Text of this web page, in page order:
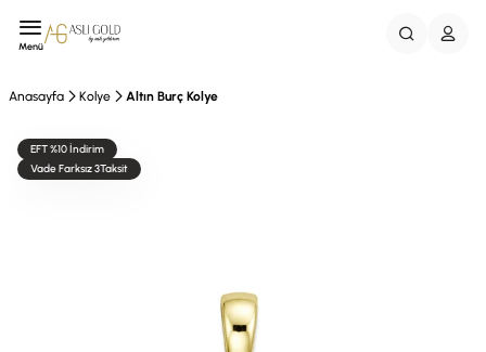
Menü
Anasayfa Kolye Altın Burç Kolye
EFT %10 İndirim
Vade Farksız 3Taksit